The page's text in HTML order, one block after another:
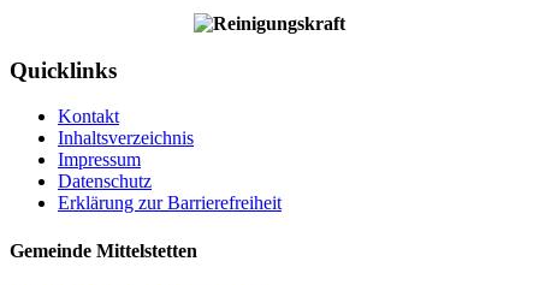
Quicklinks
Kontakt
Inhaltsverzeichnis
Impressum
Datenschutz
Erklärung zur Barrierefreiheit
Gemeinde Mittelstetten